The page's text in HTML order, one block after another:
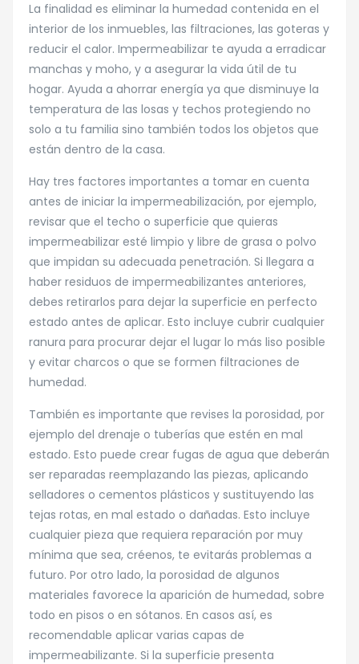
La finalidad es eliminar la humedad contenida en el
interior de los inmuebles, las filtraciones, las goteras y
reducir el calor. Impermeabilizar te ayuda a erradicar
manchas y moho, y a asegurar la vida útil de tu
hogar. Ayuda a ahorrar energía ya que disminuye la
temperatura de las losas y techos protegiendo no
solo a tu familia sino también todos los objetos que
están dentro de la casa.
Hay tres factores importantes a tomar en cuenta
antes de iniciar la impermeabilización, por ejemplo,
revisar que el techo o superficie que quieras
impermeabilizar esté limpio y libre de grasa o polvo
que impidan su adecuada penetración. Si llegara a
haber residuos de impermeabilizantes anteriores,
debes retirarlos para dejar la superficie en perfecto
estado antes de aplicar. Esto incluye cubrir cualquier
ranura para procurar dejar el lugar lo más liso posible
y evitar charcos o que se formen filtraciones de
humedad.
También es importante que revises la porosidad, por
ejemplo del drenaje o tuberías que estén en mal
estado. Esto puede crear fugas de agua que deberán
ser reparadas reemplazando las piezas, aplicando
selladores o cementos plásticos y sustituyendo las
tejas rotas, en mal estado o dañadas. Esto incluye
cualquier pieza que requiera reparación por muy
mínima que sea, créenos, te evitarás problemas a
futuro. Por otro lado, la porosidad de algunos
materiales favorece la aparición de humedad, sobre
todo en pisos o en sótanos. En casos así, es
recomendable aplicar varias capas de
impermeabilizante. Si la superficie presenta